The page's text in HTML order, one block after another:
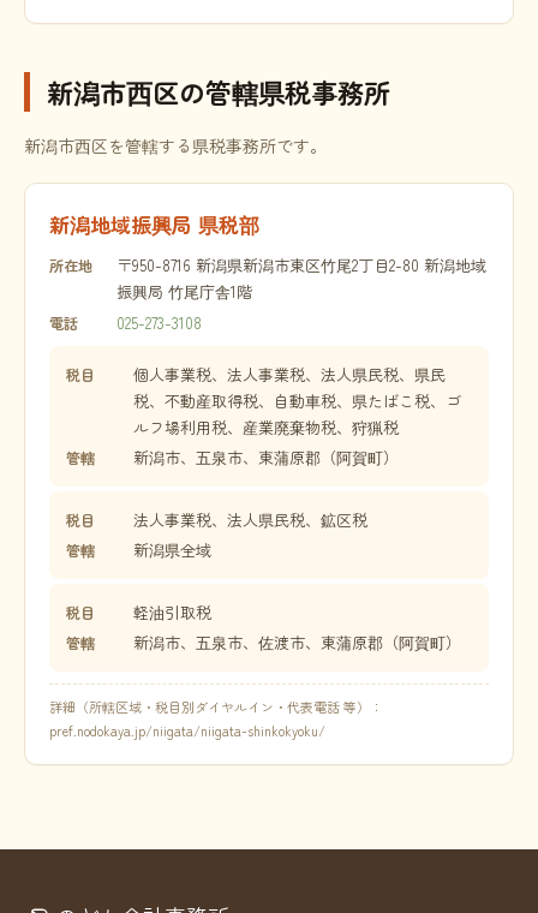
新潟市西区の管轄県税事務所
新潟市西区を管轄する県税事務所です。
新潟地域振興局 県税部
所在地
〒950-8716 新潟県新潟市東区竹尾2丁目2-80 新潟地域
振興局 竹尾庁舎1階
電話 025-273-3108
税目
個人事業税、法人事業税、法人県民税、県民
税、不動産取得税、自動車税、県たばこ税、ゴ
ルフ場利用税、産業廃棄物税、狩猟税
管轄 新潟市、五泉市、東蒲原郡（阿賀町）
税目 法人事業税、法人県民税、鉱区税
管轄 新潟県全域
税目 軽油引取税
管轄 新潟市、五泉市、佐渡市、東蒲原郡（阿賀町）
詳細（所轄区域・税目別ダイヤルイン・代表電話 等）：
pref.nodokaya.jp/niigata/niigata-shinkokyoku/